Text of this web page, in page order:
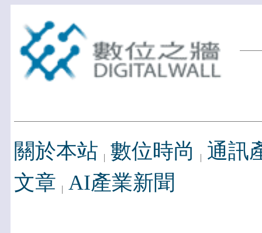
關於本站 數位時尚
通訊
文章 AI產業新聞